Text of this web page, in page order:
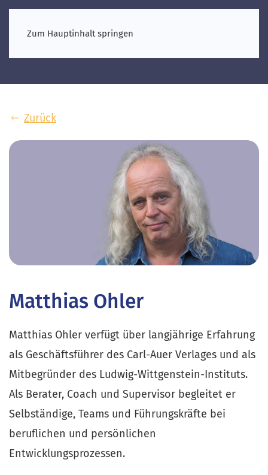
Zum Hauptinhalt springen
Zurück
Matthias Ohler
Matthias Ohler verfügt über langjährige Erfahrung
als Geschäftsführer des Carl-Auer Verlages und als
Mitbegründer des Ludwig-Wittgenstein-Instituts.
Als Berater, Coach und Supervisor begleitet er
Selbständige, Teams und Führungskräfte bei
beruflichen und persönlichen
Entwicklungsprozessen.